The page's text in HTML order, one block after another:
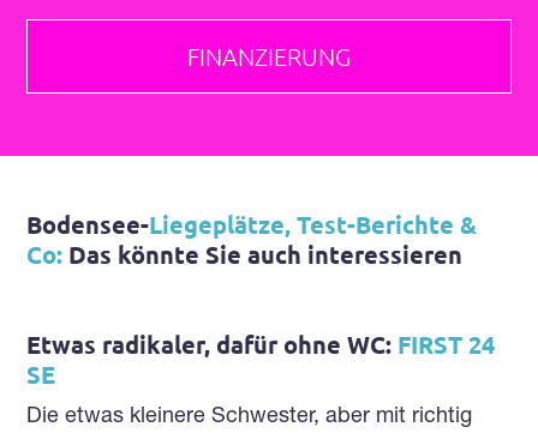
FINANZIERUNG
Bodensee-Liegeplätze, Test-Berichte &
Co: Das könnte Sie auch interessieren
Etwas radikaler, dafür ohne WC: FIRST 24
SE
Die etwas kleinere Schwester, aber mit richtig